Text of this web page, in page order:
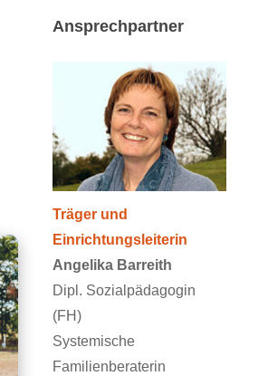
Ansprechpartner
Träger und
Einrichtungsleiterin
Angelika Barreith
Dipl. Sozialpädagogin
(FH)
Systemische
Familienberaterin